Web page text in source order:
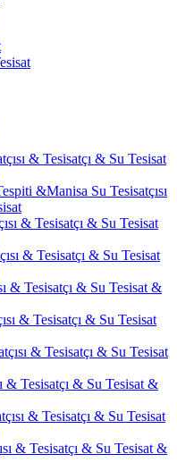
& Tesisatçı & Su Tesisat
&Manisa Su Tesisatçısı
& Tesisatçı & Su Tesisat
& Tesisatçı & Su Tesisat
& Tesisatçı & Su Tesisat &
& Tesisatçı & Su Tesisat
& Tesisatçı & Su Tesisat
& Tesisatçı & Su Tesisat &
& Tesisatçı & Su Tesisat
& Tesisatçı & Su Tesisat &